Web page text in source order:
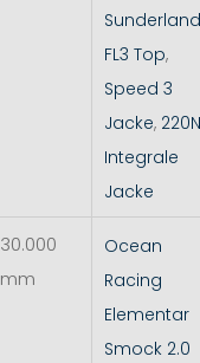
Sunderland
FL3 Top,
Speed 3
Jacke, 220N
Integrale
Jacke
30.000
mm
Ocean
Racing
Elementar
Smock 2.0